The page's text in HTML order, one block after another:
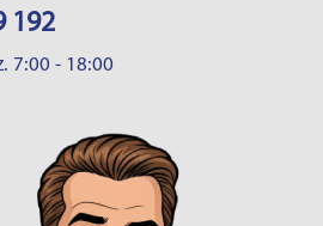
192
7:00 - 18:00